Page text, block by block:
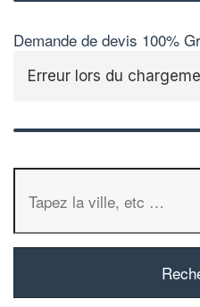
Demande de devis 100%
Erreur lors du